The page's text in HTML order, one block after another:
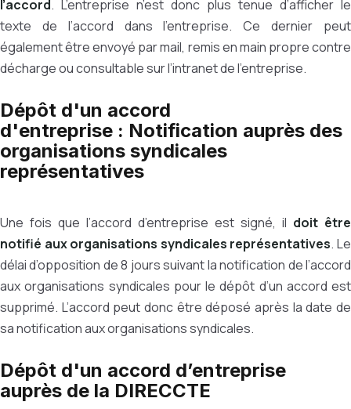
l’accord. L’entreprise n’est donc plus tenue d’afficher le
texte de l’accord dans l’entreprise. Ce dernier peut
également être envoyé par mail, remis en main propre contre
décharge ou consultable sur l’intranet de l’entreprise.
Dépôt d'un accord
d'entreprise : Notification auprès des
organisations syndicales
représentatives
Une fois que l’accord d’entreprise est signé, il doit être
notifié aux organisations syndicales représentatives. Le
délai d’opposition de 8 jours suivant la notification de l’accord
aux organisations syndicales pour le dépôt d’un accord est
supprimé. L’accord peut donc être déposé après la date de
sa notification aux organisations syndicales.
Dépôt d'un accord d’entreprise
auprès de la DIRECCTE